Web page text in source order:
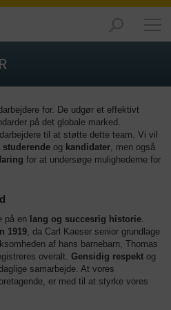
for. De udgør et effektivt
på det globale marked.
til at støtte dette team. Vi vil
studerende og kandidater, men også
for at undersøge mulighederne for
på en lang og succesrig historie.
1919, da Carl Kaeser senior grundlage
af hans barnebarn, Thomas
overalt. Gensidig respekt og
samarbejde. At vores
er med til at styrke vores